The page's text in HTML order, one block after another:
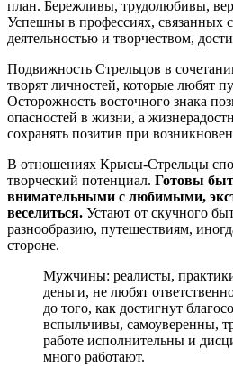
план. Бережливы, трудолюбивы,
Успешны в профессиях, связанных
деятельностью и творчеством,
Подвижность Стрельцов в
творят личностей, которые любят
Осторожность восточного знака
опасностей в жизни, а
сохранять позитив при
В отношениях Крысы-Стрельцы
творческий потенциал. Готовы
внимательными с любимыми,
веселиться. Устают от скучного
разнообразию, путешествиям,
стороне.
Мужчины: реалисты,
деньги, не любят
до того, как достигнут
вспыльчивы, самоуверенны,
работе исполнительны и
много работают.